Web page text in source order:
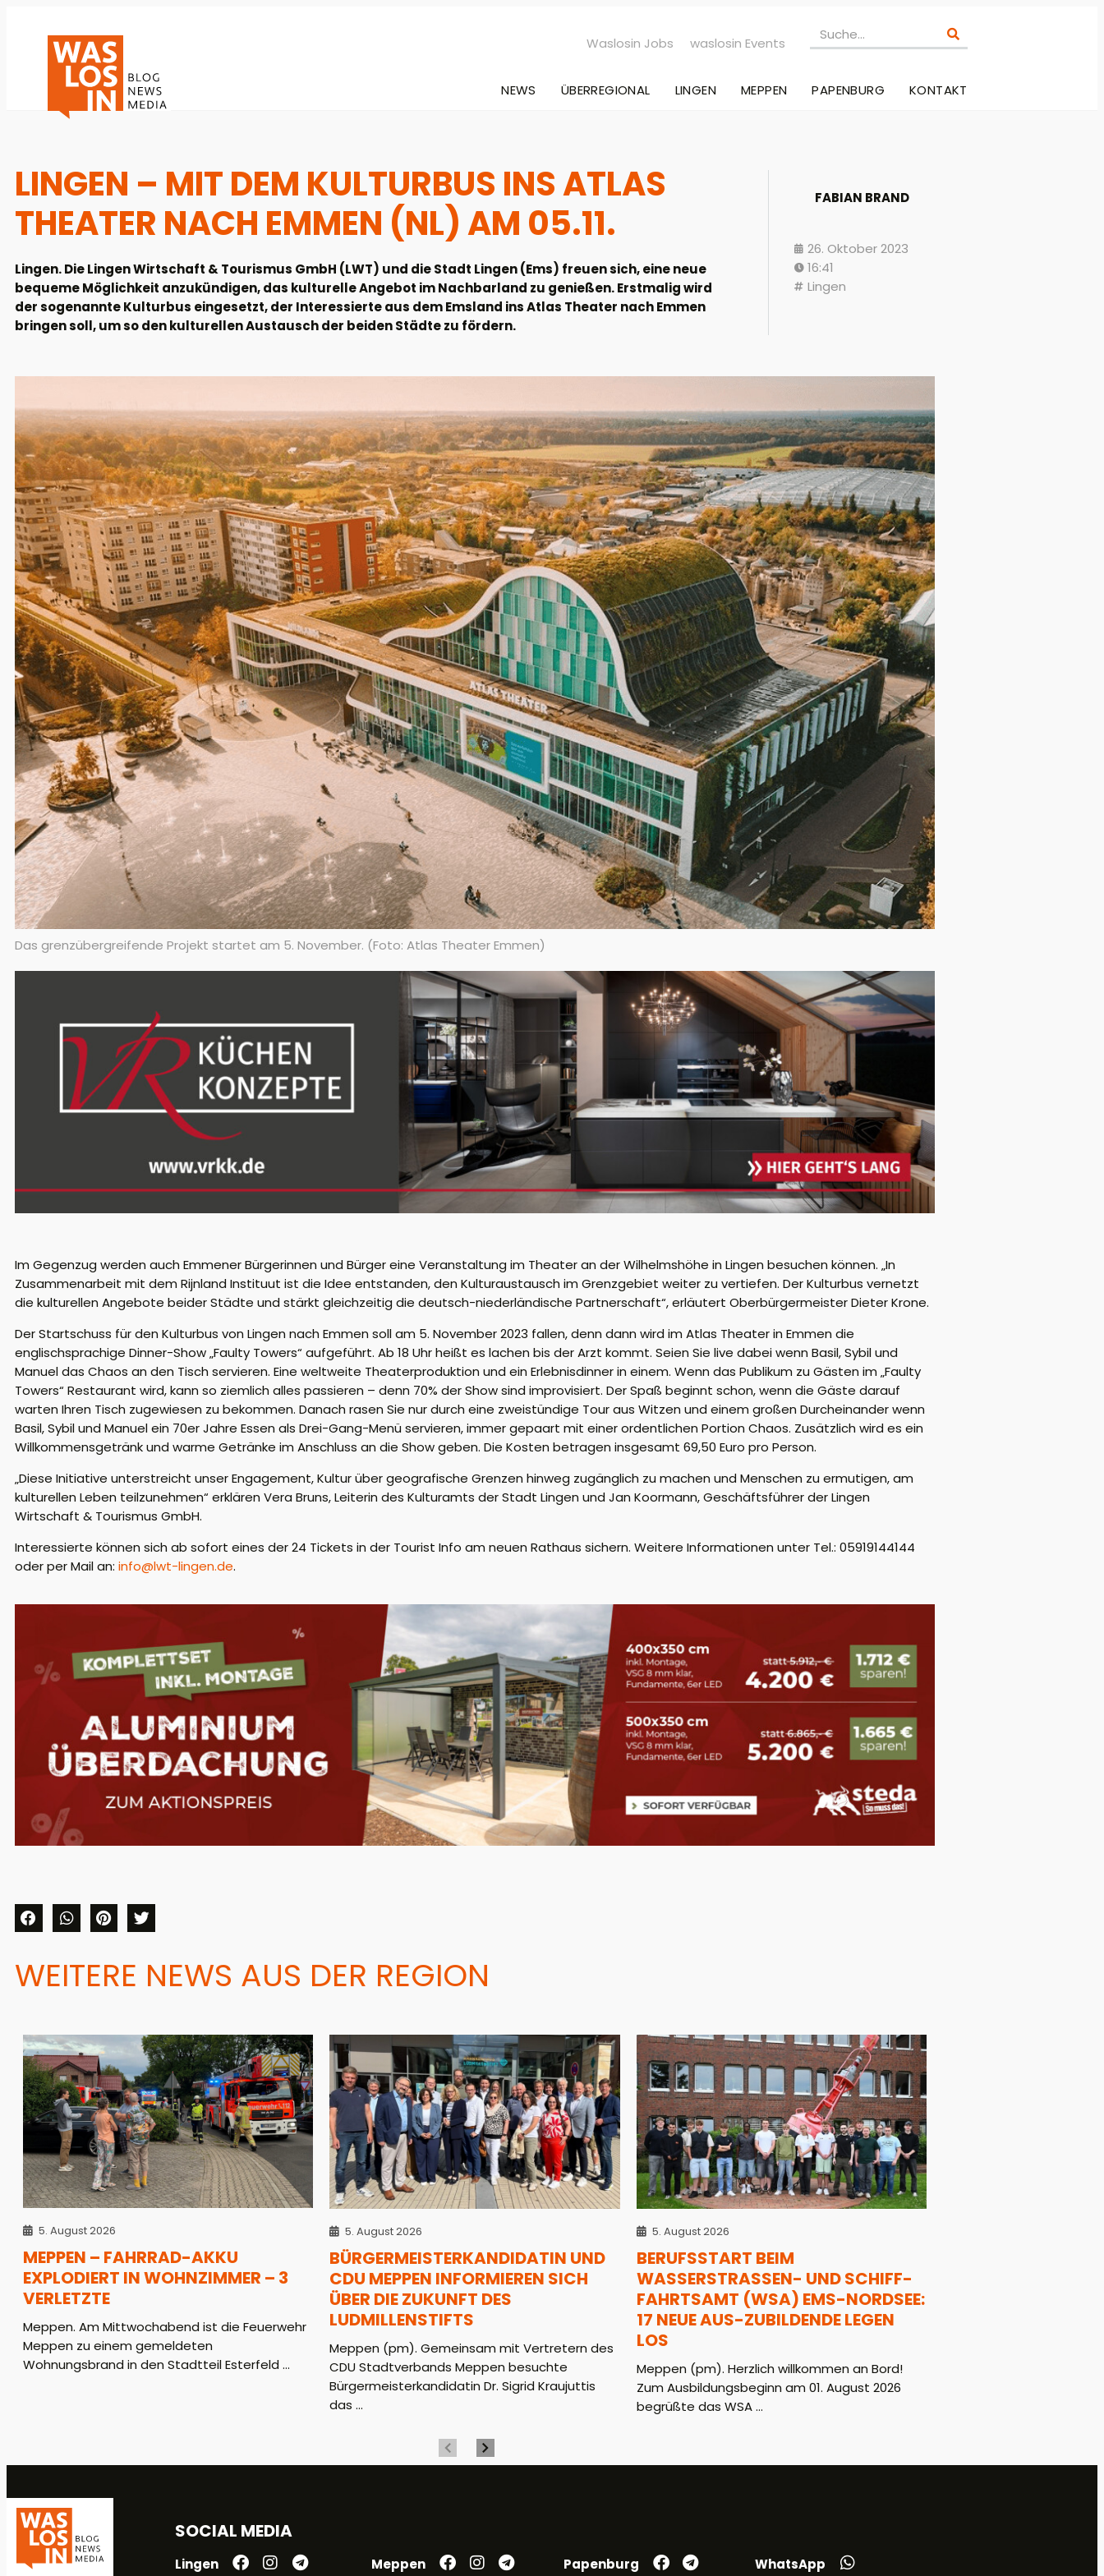
Waslosin Jobs waslosin Events
NEWS ÜBERREGIONAL LINGEN MEPPEN PAPENBURG KONTAKT
LINGEN – MIT DEM KULTURBUS INS ATLAS
THEATER NACH EMMEN (NL) AM 05.11.
Lingen. Die Lingen Wirtschaft & Tourismus GmbH (LWT) und die Stadt Lingen (Ems) freuen sich, eine neue
bequeme Möglichkeit anzukündigen, das kulturelle Angebot im Nachbarland zu genießen. Erstmalig wird
der sogenannte Kulturbus eingesetzt, der Interessierte aus dem Emsland ins Atlas Theater nach Emmen
bringen soll, um so den kulturellen Austausch der beiden Städte zu fördern.
FABIAN BRAND
26. Oktober 2023
16:41
Lingen
Das grenzübergreifende Projekt startet am 5. November. (Foto: Atlas Theater Emmen)
Im Gegenzug werden auch Emmener Bürgerinnen und Bürger eine Veranstaltung im Theater an der Wilhelmshöhe in Lingen besuchen können. „In
Zusammenarbeit mit dem Rijnland Instituut ist die Idee entstanden, den Kulturaustausch im Grenzgebiet weiter zu vertiefen. Der Kulturbus vernetzt
die kulturellen Angebote beider Städte und stärkt gleichzeitig die deutsch-niederländische Partnerschaft“, erläutert Oberbürgermeister Dieter Krone.
Der Startschuss für den Kulturbus von Lingen nach Emmen soll am 5. November 2023 fallen, denn dann wird im Atlas Theater in Emmen die
englischsprachige Dinner-Show „Faulty Towers“ aufgeführt. Ab 18 Uhr heißt es lachen bis der Arzt kommt. Seien Sie live dabei wenn Basil, Sybil und
Manuel das Chaos an den Tisch servieren. Eine weltweite Theaterproduktion und ein Erlebnisdinner in einem. Wenn das Publikum zu Gästen im „Faulty
Towers“ Restaurant wird, kann so ziemlich alles passieren – denn 70% der Show sind improvisiert. Der Spaß beginnt schon, wenn die Gäste darauf
warten Ihren Tisch zugewiesen zu bekommen. Danach rasen Sie nur durch eine zweistündige Tour aus Witzen und einem großen Durcheinander wenn
Basil, Sybil und Manuel ein 70er Jahre Essen als Drei-Gang-Menü servieren, immer gepaart mit einer ordentlichen Portion Chaos. Zusätzlich wird es ein
Willkommensgetränk und warme Getränke im Anschluss an die Show geben. Die Kosten betragen insgesamt 69,50 Euro pro Person.
„Diese Initiative unterstreicht unser Engagement, Kultur über geografische Grenzen hinweg zugänglich zu machen und Menschen zu ermutigen, am
kulturellen Leben teilzunehmen“ erklären Vera Bruns, Leiterin des Kulturamts der Stadt Lingen und Jan Koormann, Geschäftsführer der Lingen
Wirtschaft & Tourismus GmbH.
Interessierte können sich ab sofort eines der 24 Tickets in der Tourist Info am neuen Rathaus sichern. Weitere Informationen unter Tel.: 05919144144
oder per Mail an: info@lwt-lingen.de.
WEITERE NEWS AUS DER REGION
5. August 2026
MEPPEN – FAHRRAD-AKKU
EXPLODIERT IN WOHNZIMMER – 3
VERLETZTE
Meppen. Am Mittwochabend ist die Feuerwehr
Meppen zu einem gemeldeten
Wohnungsbrand in den Stadtteil Esterfeld ...
5. August 2026
BÜRGERMEISTERKANDIDATIN UND
CDU MEPPEN INFORMIEREN SICH
ÜBER DIE ZUKUNFT DES
LUDMILLENSTIFTS
Meppen (pm). Gemeinsam mit Vertretern des
CDU Stadtverbands Meppen besuchte
Bürgermeisterkandidatin Dr. Sigrid Kraujuttis
das ...
5. August 2026
BERUFSSTART BEIM
WASSERSTRASSEN- UND SCHIFF-F
AHRTSAMT (WSA) EMS-NORDSEE: 1
7 NEUE AUS-ZUBILDENDE LEGEN L
OS
Meppen (pm). Herzlich willkommen an Bord!
Zum Ausbildungsbeginn am 01. August 2026
begrüßte das WSA ...
SOCIAL MEDIA
Lingen Meppen Papenburg WhatsApp